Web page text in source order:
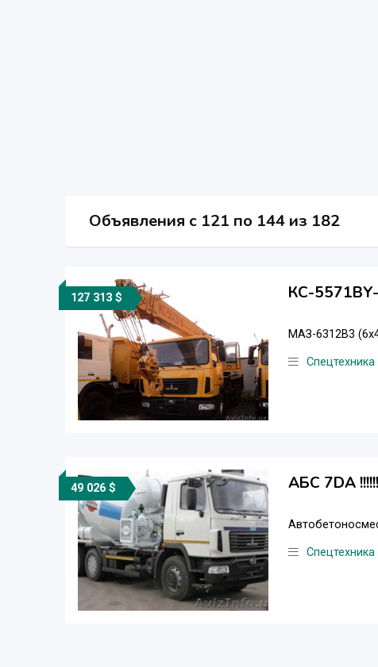
Объявления c 121 по 144 из 182
127 313 $ КС-
МАЗ-6312В3
Спецтехника
49 026 $ АБС 7DA
Спецтехника